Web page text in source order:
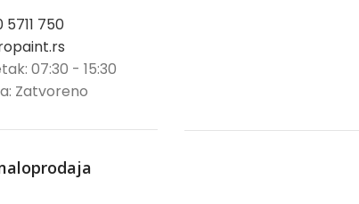
5711 750
07:30 - 15:30
Zatvoreno